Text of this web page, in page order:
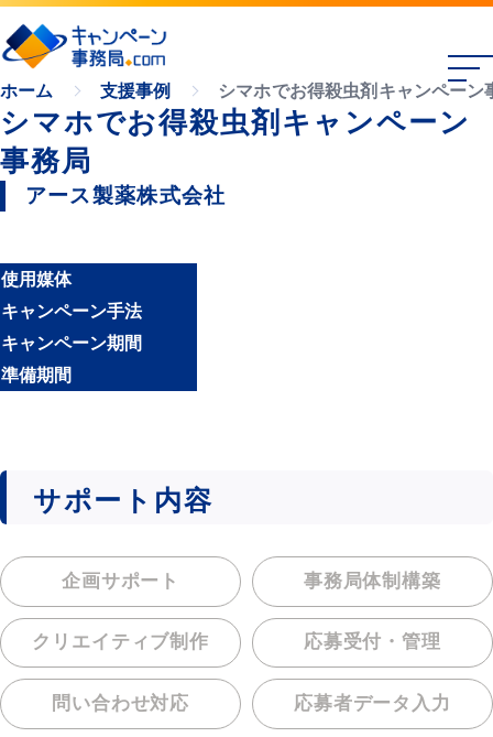
ホーム 支援事例 シマホでお得殺虫剤キャンペーン
シマホでお得殺虫剤キャンペーン
事務局
アース製薬株式会社
使用媒体
キャンペーン手法
キャンペーン期間
準備期間
サポート内容
企画サポート 事務局体制構築
クリエイティブ制作 応募受付・管理
問い合わせ対応 応募者データ入力